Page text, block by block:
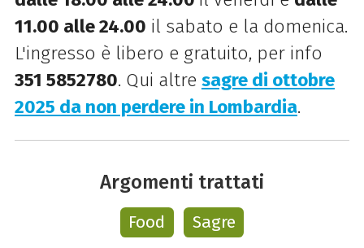
11.00 alle 24.00 il sabato e la domenica.
L'ingresso è libero e gratuito, per info
351 5852780. Qui altre sagre di ottobre
2025 da non perdere in Lombardia.
Argomenti trattati
Food Sagre